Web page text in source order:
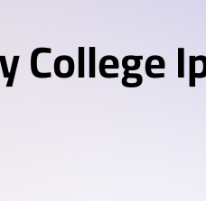
private medical and
healthcare university